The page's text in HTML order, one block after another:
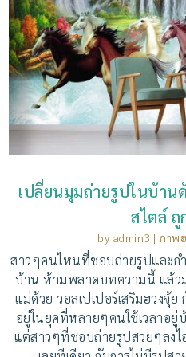
เปลี่ยนมุมถ่ายรูปในบ้าน
สไตล์ ถู
by admin3 |ภาพ
สาวๆคนไหนที่ชอบถ่ายรูปและก
บ้าน ห้ามพลาดบทความนี้ แล้ว
แม่ด้วย วอลเปเปอร์เสริมฮวงจุ้
อยู่ในยุคที่หลายๆคนใช้เวลาอยู่
แต่สาวๆที่ชอบถ่ายรูปสวยๆลงไ